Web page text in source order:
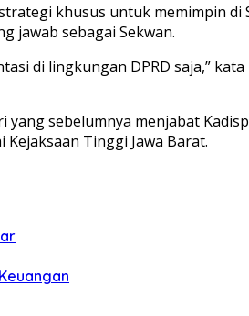
khusus untuk memimpin di
jawab sebagai Sekwan.
di lingkungan DPRD saja,”
sebelumnya menjabat
Tinggi Jawa Barat.